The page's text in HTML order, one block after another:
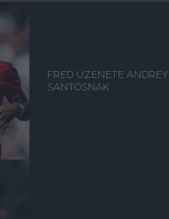
FRED ÜZENETE ANDREY
SANTOSNAK